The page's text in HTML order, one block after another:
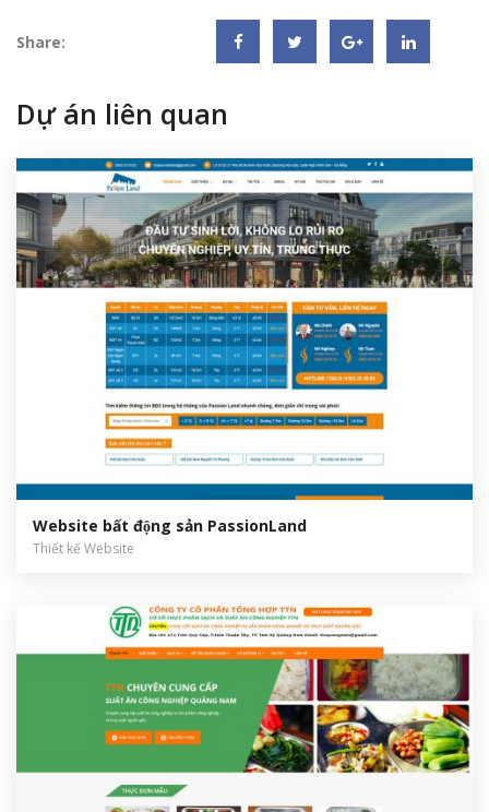
Share:
Dự án liên quan
Website bất động sản PassionLand
Thiết kế Website